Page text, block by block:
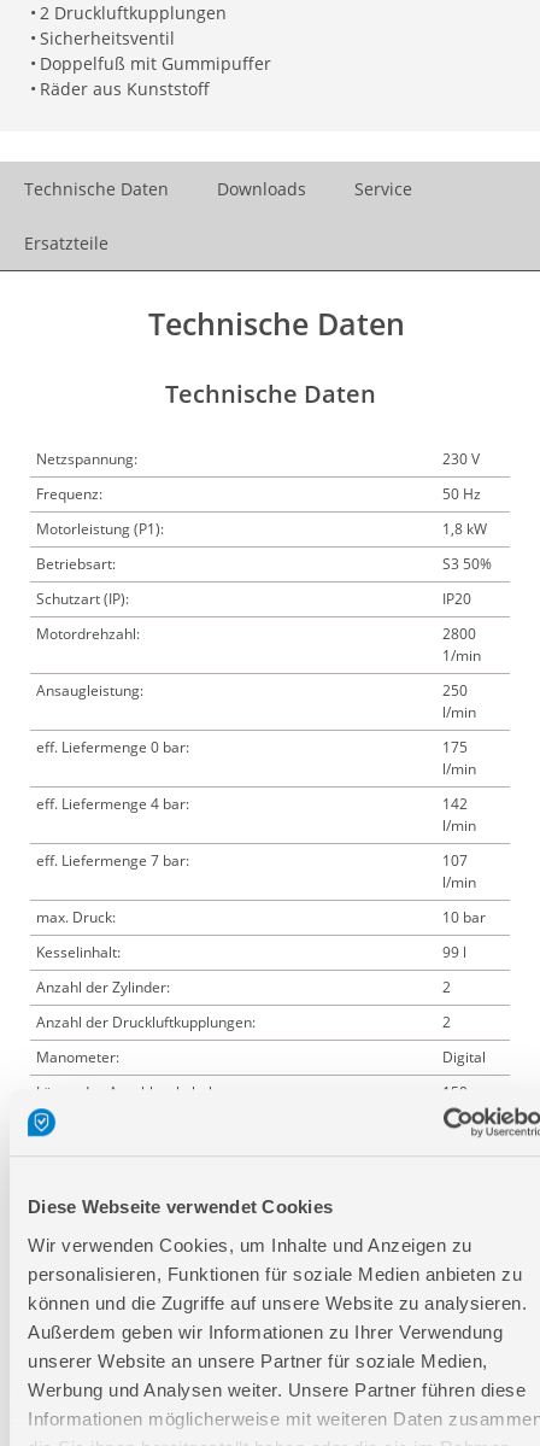
Diese Webseite verwendet Cookies
Wir verwenden Cookies, um Inhalte und Anzeigen zu
personalisieren, Funktionen für soziale Medien anbieten zu
können und die Zugriffe auf unsere Website zu analysieren.
Außerdem geben wir Informationen zu Ihrer Verwendung
unserer Website an unsere Partner für soziale Medien,
Werbung und Analysen weiter. Unsere Partner führen diese
Informationen möglicherweise mit weiteren Daten
• 2 Druckluftkupplungen
• Sicherheitsventil
• Doppelfuß mit Gummipuffer
• Räder aus Kunststoff
Technische Daten Downloads Service
Ersatzteile
Technische Daten
Technische Daten
Netzspannung:
230 V
Frequenz:
50 Hz
Motorleistung (P1):
1,8 kW
Betriebsart:
S3 50%
Schutzart (IP):
IP20
Motordrehzahl:
2800
1/min
Ansaugleistung:
250
l/min
eff. Liefermenge 0 bar:
175
l/min
eff. Liefermenge 4 bar:
142
l/min
eff. Liefermenge 7 bar:
107
l/min
max. Druck:
10 bar
Kesselinhalt:
99 l
Anzahl der Zylinder:
2
Anzahl der Druckluftkupplungen:
2
Manometer:
Digital
Länge des Anschlusskabels:
150 cm
Lärmwertangabe LWA:
97 dB
Breite:
mm
Logistische Daten
Verpackungsmaße